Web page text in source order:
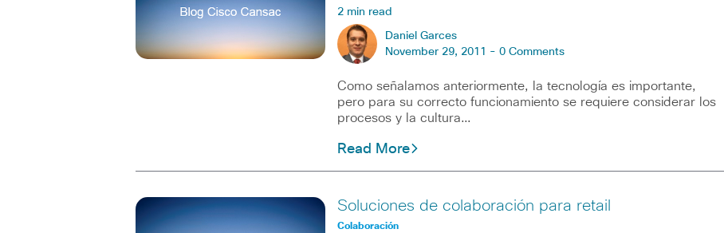
2 min read
Daniel Garces
November 29, 2011 - 0 Comments
Como señalamos anteriormente, la tecnología es importante,
pero para su correcto funcionamiento se requiere considerar los
procesos y la cultura…
Read More
Soluciones de colaboración para retail
Colaboración